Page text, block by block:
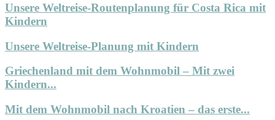
Unsere Weltreise-Routenplanung für Costa Rica mit
Kindern
Unsere Weltreise-Planung mit Kindern
Griechenland mit dem Wohnmobil – Mit zwei
Kindern...
Mit dem Wohnmobil nach Kroatien – das erste...